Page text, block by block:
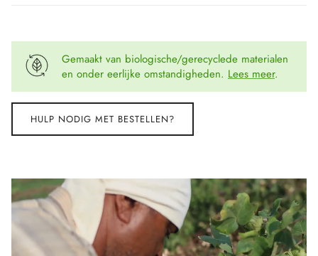
Gemaakt van biologische/gerecyclede materialen
en onder eerlijke omstandigheden. Lees meer.
HULP NODIG MET BESTELLEN?